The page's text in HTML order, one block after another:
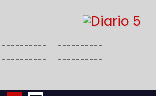
t
a
a
----------
----------
----------
----------